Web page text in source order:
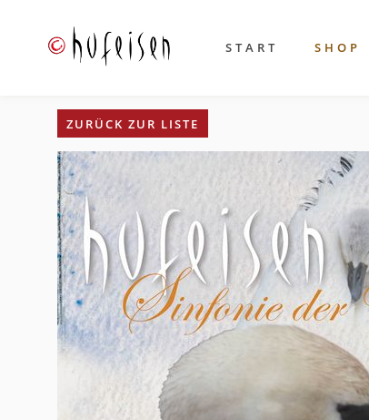
START SHOP
ZURÜCK ZUR LISTE